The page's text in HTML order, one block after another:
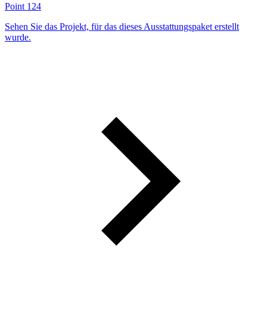
Point 124
Sehen Sie das Projekt, für das dieses Ausstattungs­paket erstellt
wurde.